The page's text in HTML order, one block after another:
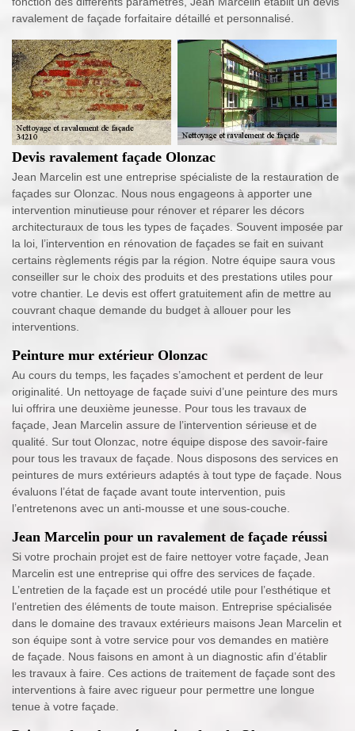
ravalement de façade forfaitaire détaillé et personnalisé.
Devis ravalement façade Olonzac
Jean Marcelin est une entreprise spécialiste de la restauration de
façades sur Olonzac. Nous nous engageons à apporter une
intervention minutieuse pour rénover et réparer les décors
architecturaux de tous les types de façades. Souvent imposée par
la loi, l’intervention en rénovation de façades se fait en suivant
certains règlements régis par la région. Notre équipe saura vous
conseiller sur le choix des produits et des prestations utiles pour
votre chantier. Le devis est offert gratuitement afin de mettre au
couvrant chaque demande du budget à allouer pour les
interventions.
Peinture mur extérieur Olonzac
Au cours du temps, les façades s’amochent et perdent de leur
originalité. Un nettoyage de façade suivi d’une peinture des murs
lui offrira une deuxième jeunesse. Pour tous les travaux de
façade, Jean Marcelin assure de l’intervention sérieuse et de
qualité. Sur tout Olonzac, notre équipe dispose des savoir-faire
pour tous les travaux de façade. Nous disposons des services en
peintures de murs extérieurs adaptés à tout type de façade. Nous
évaluons l’état de façade avant toute intervention, puis
l’entretenons avec un anti-mousse et une sous-couche.
Jean Marcelin pour un ravalement de façade réussi
Si votre prochain projet est de faire nettoyer votre façade, Jean
Marcelin est une entreprise qui offre des services de façade.
L’entretien de la façade est un procédé utile pour l’esthétique et
l’entretien des éléments de toute maison. Entreprise spécialisée
dans le domaine des travaux extérieurs maisons Jean Marcelin et
son équipe sont à votre service pour vos demandes en matière
de façade. Nous faisons en amont à un diagnostic afin d’établir
les travaux à faire. Ces actions de traitement de façade sont des
interventions à faire avec rigueur pour permettre une longue
tenue à votre façade.